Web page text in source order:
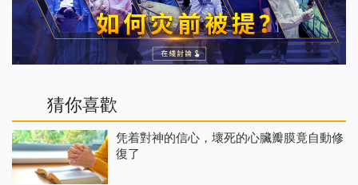
猜你喜歡
凭着對神的信心，壞死的心臟瓣膜竟自動修
復了